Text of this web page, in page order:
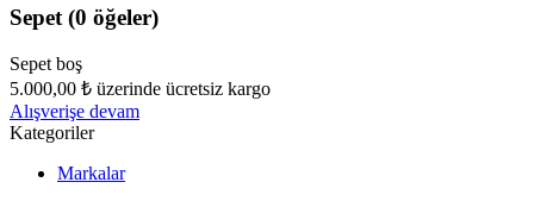
Sepet (0 öğeler)
Sepet boş
5.000,00 ₺ üzerinde ücretsiz kargo
Alışverişe devam
Kategoriler
Markalar